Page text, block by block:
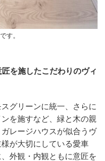
す。
を施したこだわりのヴィ
グリーンに統一、さらに
を施すなど、緑と木の親
レージハウスが似合うヴ
が大切にしている愛車
外観・内観ともに意匠を